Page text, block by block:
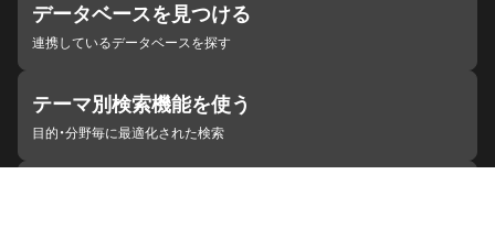
データベースを見つける
連携しているデータベースを探す
テーマ別検索機能を使う
目的・分野毎に最適化された検索